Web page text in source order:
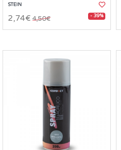
STEIN
2,74€ 4,50€ - 39%